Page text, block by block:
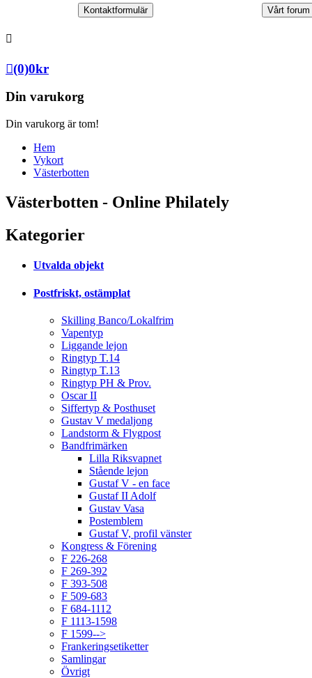
Kontaktformulär Vårt forum
(0)0kr
Din varukorg
Din varukorg är tom!
Hem
Vykort
Västerbotten
Västerbotten - Online Philately
Kategorier
Utvalda objekt
Postfriskt, ostämplat
Skilling Banco/Lokalfrim
Vapentyp
Liggande lejon
Ringtyp T.14
Ringtyp T.13
Ringtyp PH & Prov.
Oscar II
Siffertyp & Posthuset
Gustav V medaljong
Landstorm & Flygpost
Bandfrimärken
Lilla Riksvapnet
Stående lejon
Gustaf V - en face
Gustaf II Adolf
Gustav Vasa
Postemblem
Gustaf V, profil vänster
Kongress & Förening
F 226-268
F 269-392
F 393-508
F 509-683
F 684-1112
F 1113-1598
F 1599-->
Frankeringsetiketter
Samlingar
Övrigt